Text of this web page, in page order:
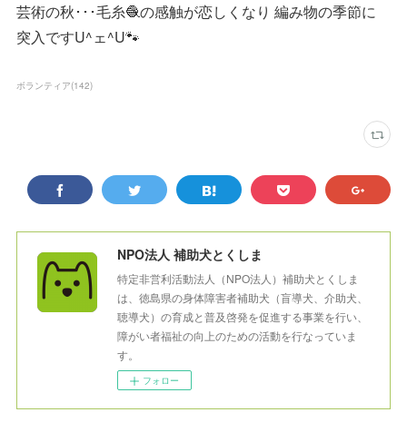
芸術の秋･･･毛糸🧶の感触が恋しくなり 編み物の季節に
突入ですU^ェ^U🐾
ボランティア(142)
NPO法人 補助犬とくしま
特定非営利活動法人（NPO法人）補助犬とくしま
は、徳島県の身体障害者補助犬（盲導犬、介助犬、
聴導犬）の育成と普及啓発を促進する事業を行い、
障がい者福祉の向上のための活動を行なっていま
す。
フォロー